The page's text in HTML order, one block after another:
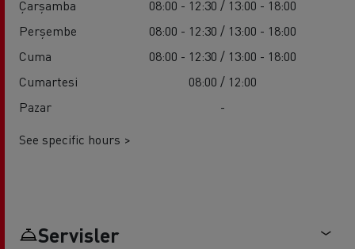
Çarşamba
08:00 - 12:30 / 13:00 - 18:00
Perşembe
08:00 - 12:30 / 13:00 - 18:00
Cuma
08:00 - 12:30 / 13:00 - 18:00
Cumartesi
08:00 / 12:00
Pazar
-
See specific hours >
Servisler